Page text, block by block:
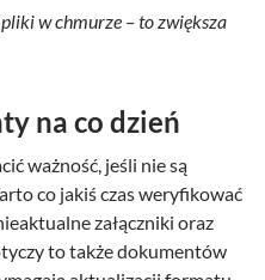
w chmurze – to zwiększa
na co dzień
ważność, jeśli nie są
co jakiś czas weryfikować
załączniki oraz
to także dokumentów